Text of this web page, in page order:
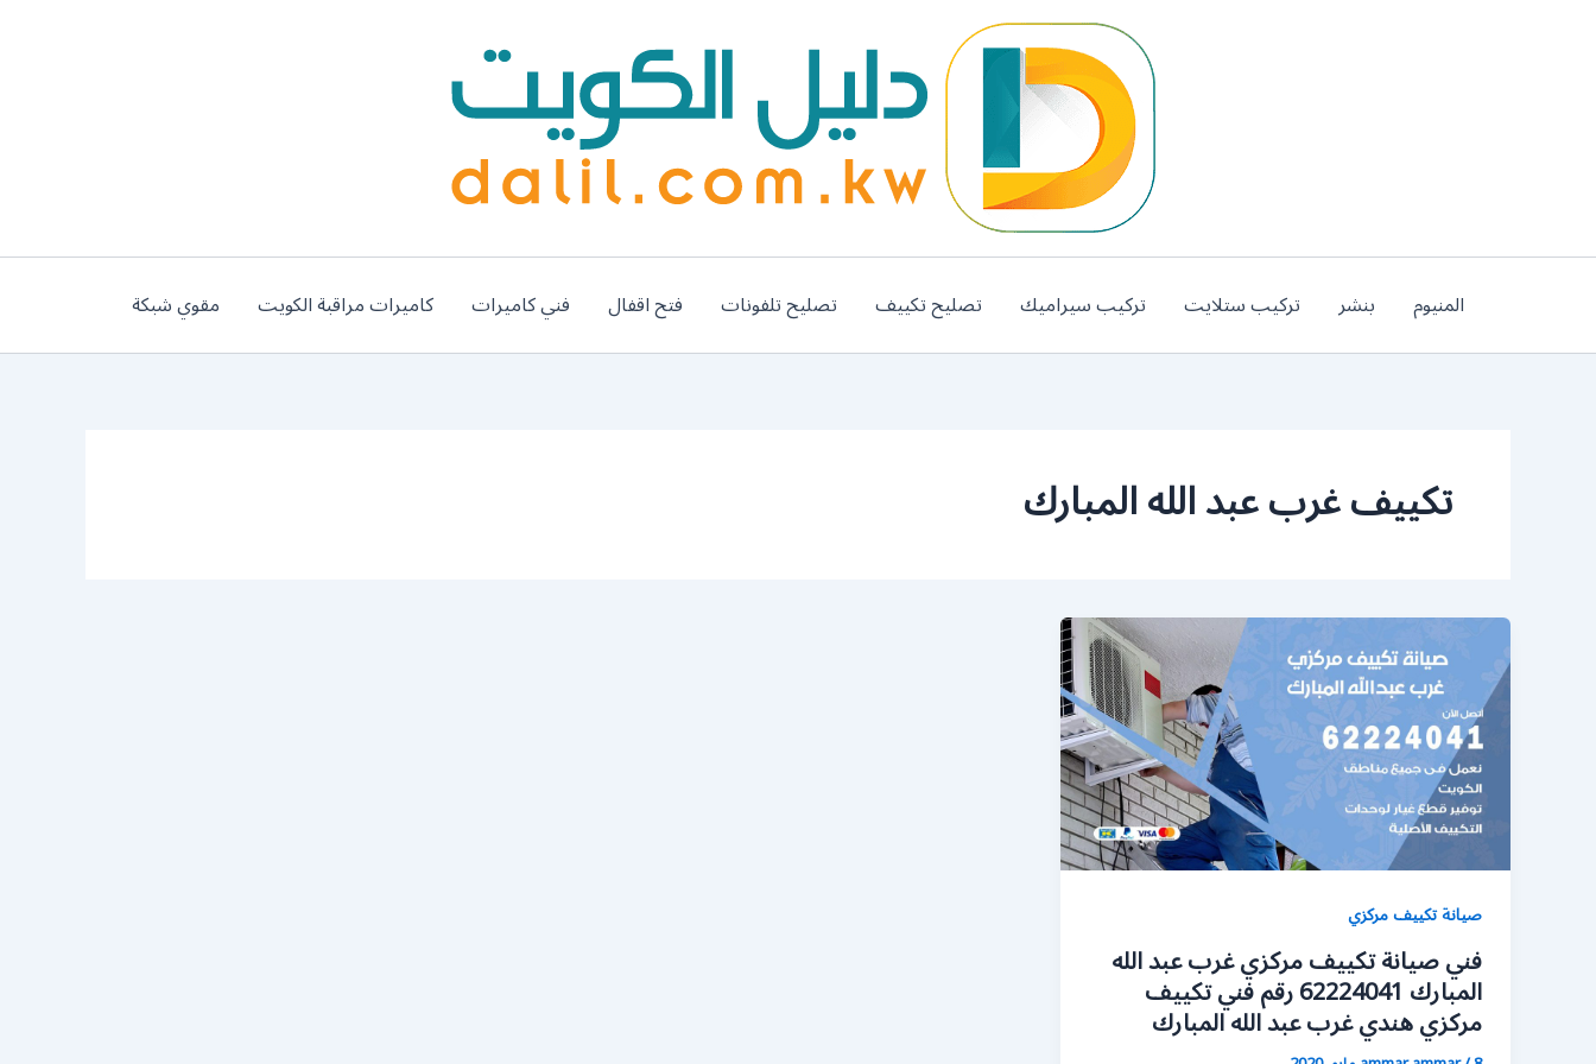
المنيوم بنشر تركيب ستلايت تركيب سيراميك تصليح تكييف تصليح تلفونات فتح اقفال فني كاميرات كاميرات مراقبة الكويت مقوي شبكة
تكييف غرب عبد الله المبارك
صيانة تكييف مركزي
فني صيانة تكييف مركزي غرب عبد الله
المبارك 62224041 رقم فني تكييف
مركزي هندي غرب عبد الله المبارك